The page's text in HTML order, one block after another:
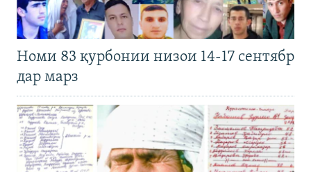
Номи 83 қурбонии низои 14-17 сентябр
дар марз